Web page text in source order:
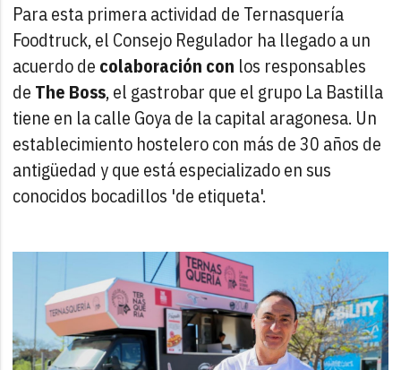
Para esta primera actividad de Ternasquería
Foodtruck, el Consejo Regulador ha llegado a un
acuerdo de colaboración con los responsables
de The Boss, el gastrobar que el grupo La Bastilla
tiene en la calle Goya de la capital aragonesa. Un
establecimiento hostelero con más de 30 años de
antigüedad y que está especializado en sus
conocidos bocadillos 'de etiqueta'.